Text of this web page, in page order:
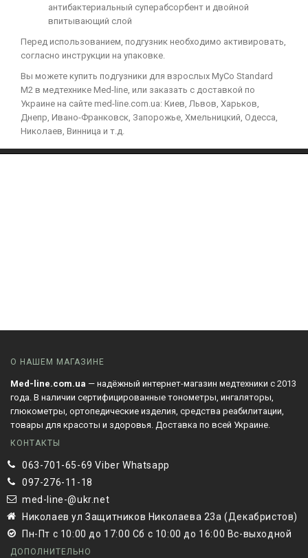
антибактериальный суперабсорбент и двойной
впитывающий слой
Перед использованием, подгузник необходимо активировать,
согласно инструкции на упаковке.
Вы можете купить подгузники для взрослых MyCo Standard
M2 в медтехнике Med-line, или заказать с доставкой по
Украине на сайте med-line.com.ua: Киев, Львов, Харьков,
Днепр, Ивано-Франковск, Запорожье, Хмельницкий, Одесса,
Николаев, Винница и т.д.
О НАШЕМ МАГАЗИНЕ
Med-line.com.ua — надёжный интернет-магазин медтехники с 2013
года. В наличии сертифицированные тонометры, ингаляторы,
глюкометры, ортопедические изделия, средства реабилитации,
товары для красоты и здоровья. Доставка по всей Украине.
КОНТАКТЫ
063-701-65-69 Viber Whatsapp
097-276-11-18
med-line-@ukr.net
Николаев ул Защитников Николаева 23а (Декабристов)
Пн-Пт с 10:00 до 17:00 Сб с 10:00 до 16:00 Вс-выходной
ДОПОЛНИТЕЛЬНО